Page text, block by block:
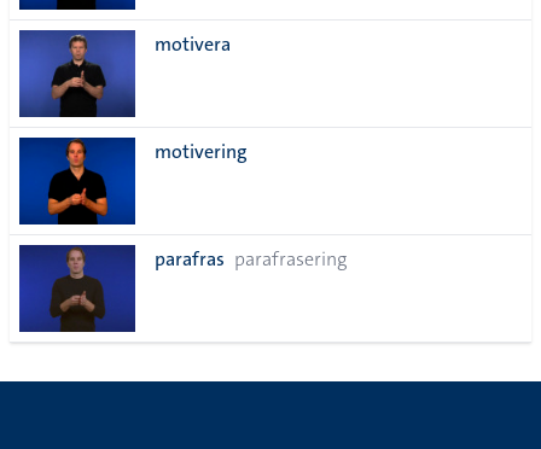
motivera
motivering
parafras parafrasering